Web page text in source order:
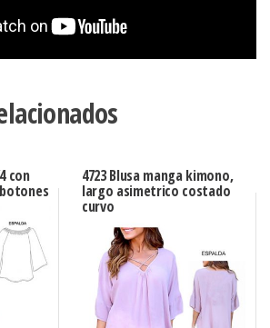
con 4723 Blusa manga kimono,
largo asimetrico costado
curvo